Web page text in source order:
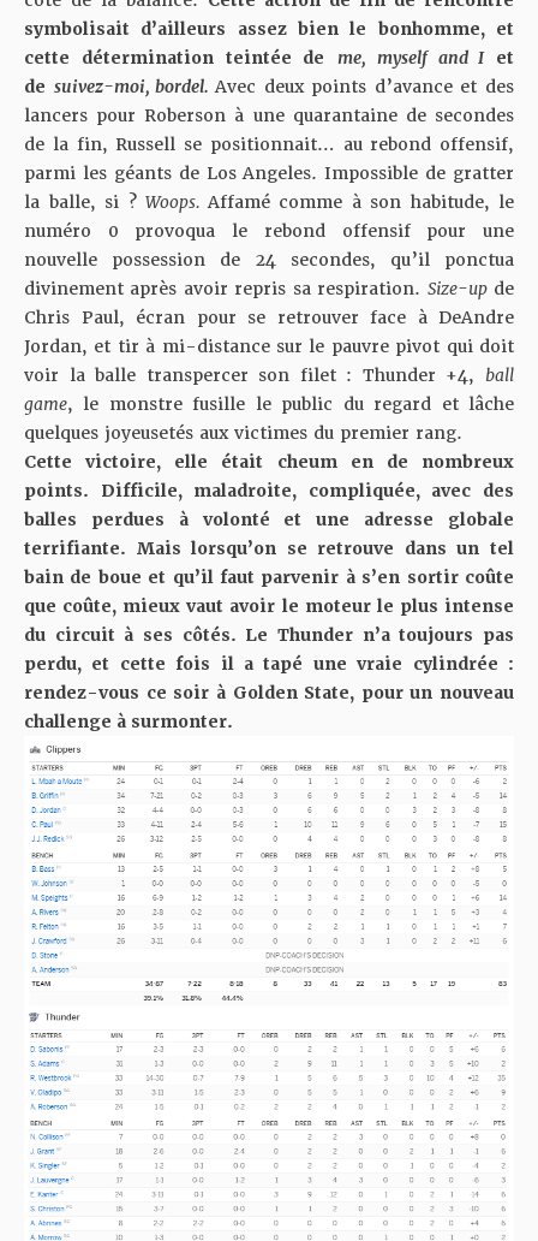
symbolisait d’ailleurs assez bien le bonhomme, et
cette détermination teintée de me, myself and Iet
de suivez-moi, bordel. Avec deux points d’avance et des
lancers pour Roberson à une quarantaine de secondes
de la fin, Russell se positionnait… au rebond offensif,
parmi les géants de Los Angeles. Impossible de gratter
la balle, si ? Woops. Affamé comme à son habitude, le
numéro 0 provoqua le rebond offensif pour une
nouvelle possession de 24 secondes, qu’il ponctua
divinement après avoir repris sa respiration. Size-upde
Chris Paul, écran pour se retrouver face à DeAndre
Jordan, et tir à mi-distance sur le pauvre pivot qui doit
voir la balle transpercer son filet : Thunder +4, ball
game, le monstre fusille le public du regard et lâche
quelques joyeusetés aux victimes du premier rang.
Cette victoire, elle était cheum en de nombreux
points. Difficile, maladroite, compliquée, avec des
balles perdues à volonté et une adresse globale
terrifiante. Mais lorsqu’on se retrouve dans un tel
bain de boue et qu’il faut parvenir à s’en sortir coûte
que coûte, mieux vaut avoir le moteur le plus intense
du circuit à ses côtés. Le Thunder n’a toujours pas
perdu, et cette fois il a tapé une vraie cylindrée :
rendez-vous ce soir à Golden State, pour un nouveau
challenge à surmonter.